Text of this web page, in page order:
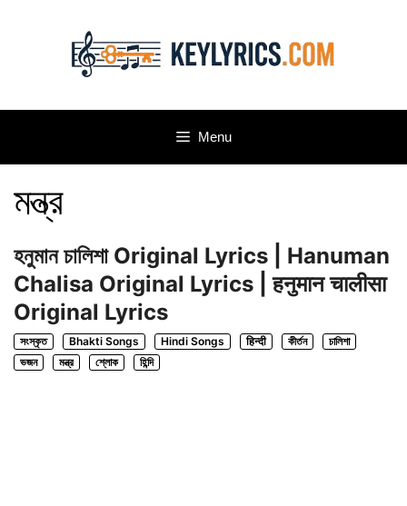
Menu
মন্ত্র
হনুমান চালিশা Original Lyrics | Hanuman
Chalisa Original Lyrics | हनुमान चालीसा
Original Lyrics
সংস্কৃত Bhakti Songs Hindi Songs हिन्दी কীর্তন
চালিশা
ভজন
মন্ত্র শ্লোক হিন্দি